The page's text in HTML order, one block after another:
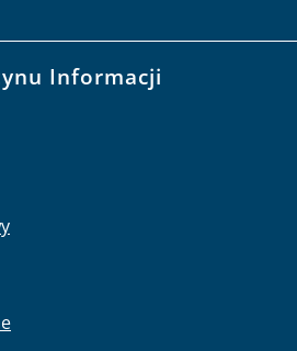
Informacji